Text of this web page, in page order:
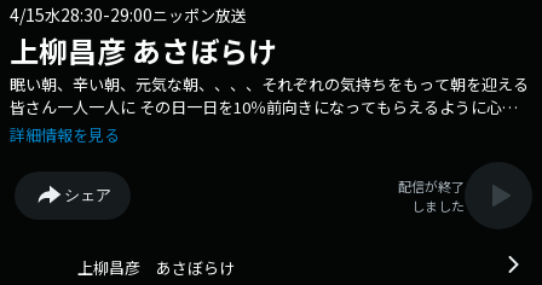
4/15水28:30-29:00ニッポン放送
上柳昌彦 あさぼらけ
眠い朝、辛い朝、元気な朝、、、、それぞれの気持ちをもって朝を迎える
皆さん一人一人に その日一日を10％前向きになってもらえるように心が
けているトークラジオ ■放送時間 （月）5:00～6:00 （火～金）
金） ▼5:00 5時のオープニング ▼5:05 ニュース ▼5:20頃 「食は生き
る力 今朝も元気にいただきます」（月・金） ▼5:20頃 街にあふれるち
ょっとしたいい話を朗読する「あけの語りびと」（水） ▼5:20頃 観音温
チョキ ▼5:57 エンディングメールアドレス： ue@1242.com 番組
詳細情報を見る
シェア
配信が終了
しました
上柳昌彦 あさぼらけ